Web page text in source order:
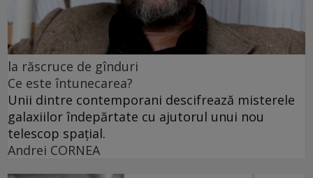
la răscruce de gînduri
Ce este întunecarea?
Unii dintre contemporani descifrează misterele
galaxiilor îndepărtate cu ajutorul unui nou
telescop spațial.
Andrei CORNEA